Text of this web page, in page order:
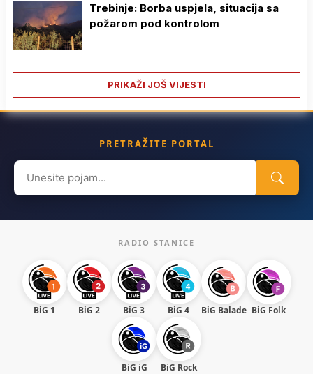
Trebinje: Borba uspjela, situacija sa
požarom pod kontrolom
PRIKAŽI JOŠ VIJESTI
PRETRAŽITE PORTAL
Search
for:
RADIO STANICE
BiG 1 BiG 2 BiG 3 BiG 4 BiG Balade BiG Folk
BiG iG BiG Rock